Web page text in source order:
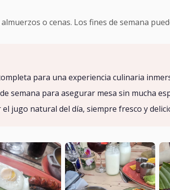
o cenas. Los fines de semana
para una experiencia culinaria
semana para asegurar mesa sin mucha
jugo natural del día, siempre fresco y